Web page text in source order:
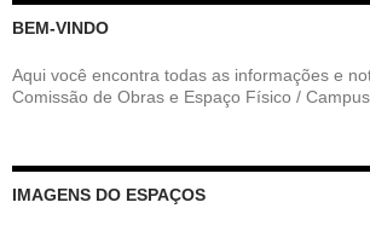
BEM-VINDO
Aqui você encontra todas as informações e
Comissão de Obras e Espaço Físico /
IMAGENS DO ESPAÇOS